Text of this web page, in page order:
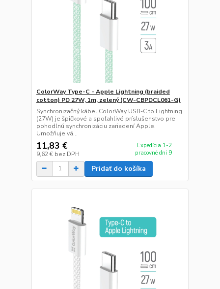
ColorWay Type-C - Apple Lightning (braided
cotton) PD 27W, 1m, zelený (CW-CBPDCL061-G)
Synchronizačný kábel ColorWay USB-C to Lightning
(27W) je špičkové a spoľahlivé príslušenstvo pre
pohodlnú synchronizáciu zariadení Apple.
Umožňuje vá...
11,83 €
9,62 € bez DPH
Expedícia 1-2
pracovné dni 9
Pridať do košíka